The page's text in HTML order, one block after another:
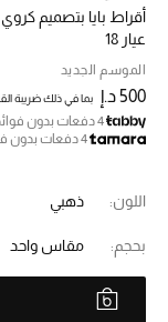
خصم حتى 70%
تسوقوا الآن
ما
ما وصلنا حديثاً
الموسم الجديد
النساء
أقراط بايا بتصميم
عيار 18
الموسم الجديد
500 د.إ بما في ذلك ضريبة
4 دفعات بدون فوائد بقيمة
4 دفعات بدون فوائد بقيمة
اللون: ذهبي
بحجم: مقاس واحد